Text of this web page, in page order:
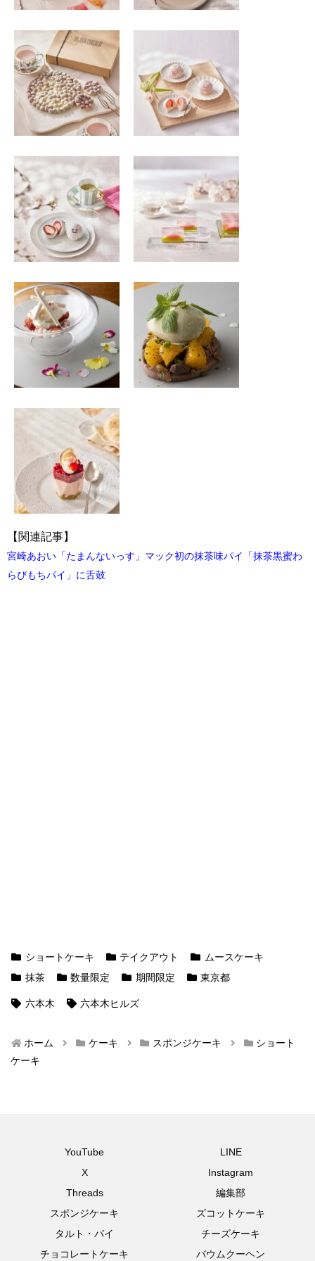
【関連記事】
宮崎あおい「たまんないっす」マック初の抹茶味パイ「抹茶黒蜜わ
らびもちパイ」に舌鼓
ショートケーキ テイクアウト
ムースケーキ
抹茶
数量限定 期間限定 東京都
六本木 六本木ヒルズ
ホーム ケーキ スポンジケーキ
ショート
ケーキ
YouTube
LINE
X
Instagram
Threads
編集部
スポンジケーキ
ズコットケーキ
タルト・パイ
チーズケーキ
チョコレートケーキ
バウムクーヘン